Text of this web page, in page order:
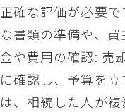
正確な評価が必要
な書類の準備や、
金や費用の確認: 売
に確認し、予算を
は、相続した人が